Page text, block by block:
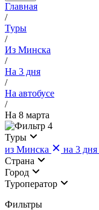
Главная
/
Туры
/
Из Минска
/
На 3 дня
/
На автобусе
/
На 8 марта
4
Туры
из Минска
на 3 дня
Страна
Город
Туроператор
Фильтры